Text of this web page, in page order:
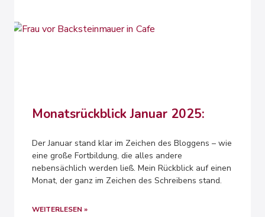
Monatsrückblick Januar 2025:
Der Januar stand klar im Zeichen des Bloggens – wie
eine große Fortbildung, die alles andere
nebensächlich werden ließ. Mein Rückblick auf einen
Monat, der ganz im Zeichen des Schreibens stand.
WEITERLESEN »